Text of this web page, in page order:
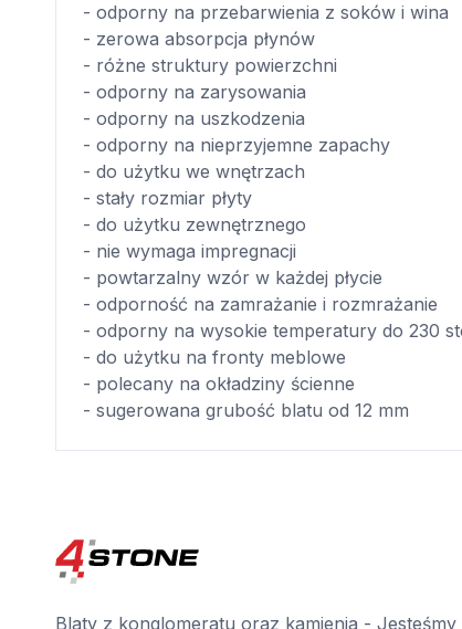
- odporny na przebarwienia z soków i wina
- zerowa absorpcja płynów
- różne struktury powierzchni
- odporny na zarysowania
- odporny na uszkodzenia
- odporny na nieprzyjemne zapachy
- do użytku we wnętrzach
- stały rozmiar płyty
- do użytku zewnętrznego
- nie wymaga impregnacji
- powtarzalny wzór w każdej płycie
- odporność na zamrażanie i rozmrażanie
- odporny na wysokie temperatury do 230
- do użytku na fronty meblowe
- polecany na okładziny ścienne
- sugerowana grubość blatu od 12 mm
Blaty z konglomeratu oraz kamienia - Jesteśmy